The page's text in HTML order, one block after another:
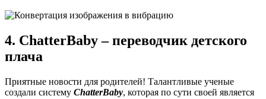
4. ChatterBaby – переводчик детского
плача
Приятные новости для родителей! Талантливые ученые
создали систему ChatterBaby, которая по сути своей является